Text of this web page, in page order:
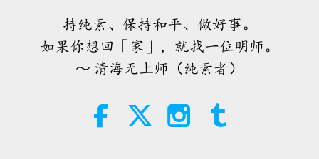
3:46
时，重新与内在上帝连结
焦点新闻 2026-08-05 1304
38:07
持纯素、保持和平、做好事。
如果你想回「家」，就找一位明师。
～ 清海无上师（纯素者）